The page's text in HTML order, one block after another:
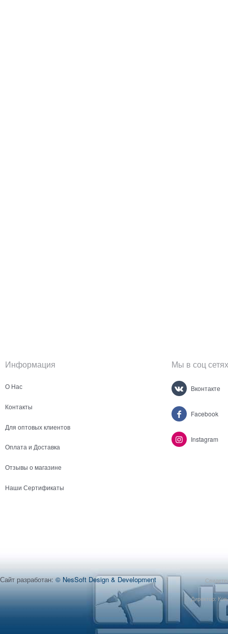
Информация
О Нас
Контакты
Для оптовых клиентов
Оплата и Доставка
Отзывы о магазине
Наши Сертификаты
Мы в соц сетях
Вконтакте
Facebook
Instagram
Сайт разработан: © NesSoft Design & Development
Директор: